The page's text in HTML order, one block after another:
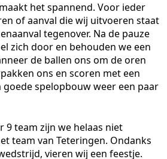
het spannend. Voor ieder
of aanval die wij uitvoeren staat
tegenover. Na de pauze
zich door en behouden we een
de ballen ons om de oren
ons en scoren met een
goede spelopbouw weer een paar
9 team zijn we helaas niet
team van Teteringen. Ondanks
vieren wij een feestje.